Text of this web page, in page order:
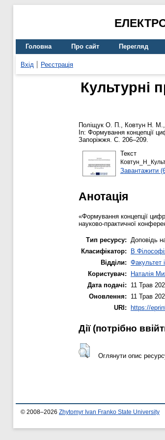
Головна Про сайт Перегляд
Вхід Реєстрація
Культурні
Поліщук О. П., Ковтун Н. М.,
In: Формування концепції
Запоріжжя. С. 206–209.
Текст
Завантажити
Анотація
«Формування концепції
науково-практичної
Тип ресурсу:
Доповідь
Класифікатор:
B
Відділи: Факультет
Користувач:
Наталія
Дата подачі:
11 Трав
Оновлення:
11 Трав
URI: https://
Дії ​​(потрібно
Оглянути опис
© 2008–2026 Zhytomyr Ivan Franko State University